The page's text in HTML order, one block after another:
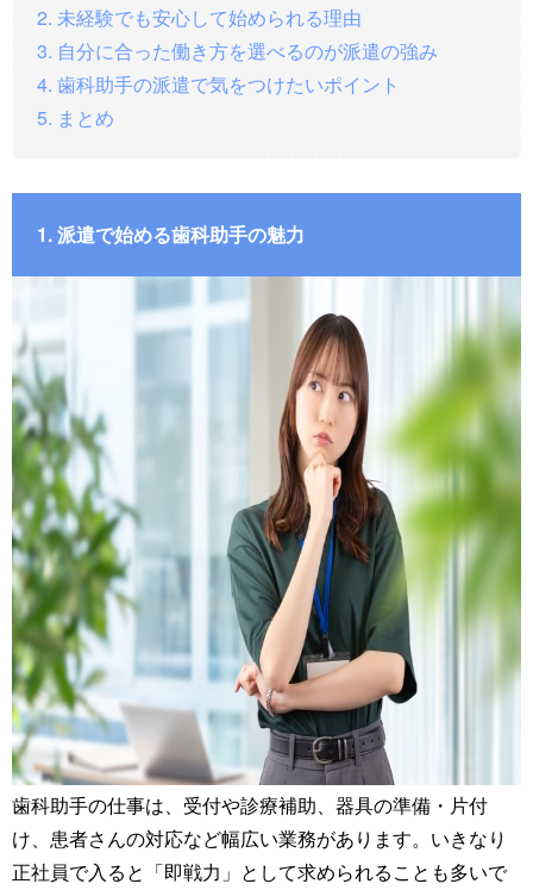
2. 未経験でも安心して始められる理由
3. 自分に合った働き方を選べるのが派遣の強み
4. 歯科助手の派遣で気をつけたいポイント
5. まとめ
1. 派遣で始める歯科助手の魅力
歯科助手の仕事は、受付や診療補助、器具の準備・片付
け、患者さんの対応など幅広い業務があります。いきなり
正社員で入ると「即戦力」として求められることも多いで